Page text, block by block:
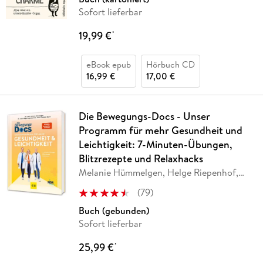
Sofort lieferbar
19,99 €*
eBook epub
16,99 €
Hörbuch CD
17,00 €
Die Bewegungs-Docs - Unser
Programm für mehr Gesundheit und
Leichtigkeit: 7-Minuten-Übungen,
Blitzrezepte und Relaxhacks
Melanie Hümmelgen, Helge Riepenhof,
(79)
Buch (gebunden)
Sofort lieferbar
25,99 €*